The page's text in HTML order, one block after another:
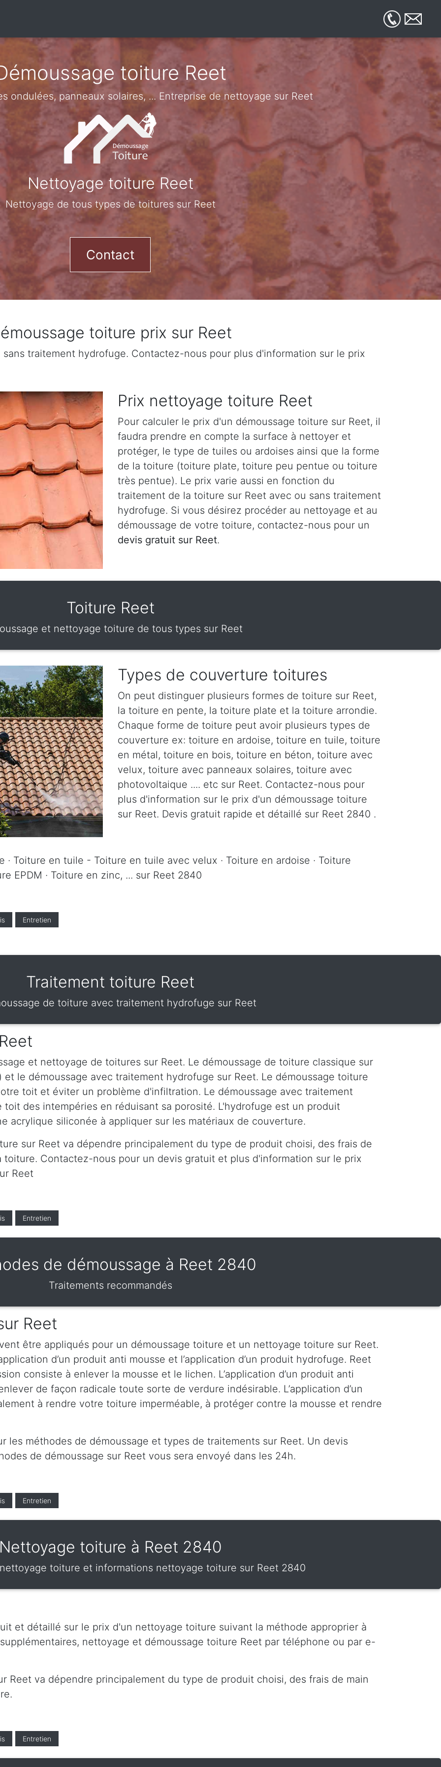
toiture Reet
ondulées, panneaux solaires, ... Entreprise de nettoyage sur Reet
Nettoyage toiture Reet
Nettoyage de tous types de toitures sur Reet
Contact
toiture prix sur Reet
traitement hydrofuge. Contactez-nous pour plus d'information sur le prix
Prix nettoyage toiture Reet
Pour calculer le prix d'un démoussage toiture sur Reet, il
faudra prendre en compte la surface à nettoyer et
protéger, le type de tuiles ou ardoises ainsi que la forme
de la toiture (toiture plate, toiture peu pentue ou toiture
très pentue). Le prix varie aussi en fonction du
traitement de la toiture sur Reet avec ou sans traitement
hydrofuge. Si vous désirez procéder au nettoyage et au
démoussage de votre toiture, contactez-nous pour un
devis gratuit sur Reet.
Toiture Reet
et nettoyage toiture de tous types sur Reet
Types de couverture toitures
On peut distinguer plusieurs formes de toiture sur Reet,
la toiture en pente, la toiture plate et la toiture arrondie.
Chaque forme de toiture peut avoir plusieurs types de
couverture ex: toiture en ardoise, toiture en tuile, toiture
en métal, toiture en bois, toiture en béton, toiture avec
velux, toiture avec panneaux solaires, toiture avec
photovoltaique .... etc sur Reet. Contactez-nous pour
plus d'information sur le prix d'un démoussage toiture
sur Reet. Devis gratuit rapide et détaillé sur Reet 2840 .
· Toiture en tuile - Toiture en tuile avec velux · Toiture en ardoise · Toiture
EPDM · Toiture en zinc, ... sur Reet 2840
Entretien
Traitement toiture Reet
de toiture avec traitement hydrofuge sur Reet
et nettoyage de toitures sur Reet. Le démoussage de toiture classique sur
le démoussage avec traitement hydrofuge sur Reet. Le démoussage toiture
toit et éviter un problème d'infiltration. Le démoussage avec traitement
des intempéries en réduisant sa porosité. L'hydrofuge est un produit
acrylique siliconée à appliquer sur les matériaux de couverture.
sur Reet va dépendre principalement du type de produit choisi, des frais de
Contactez-nous pour un devis gratuit et plus d'information sur le prix
Reet
Entretien
de démoussage à Reet 2840
Traitements recommandés
Reet
être appliqués pour un démoussage toiture et un nettoyage toiture sur Reet.
d’un produit anti mousse et l’application d’un produit hydrofuge. Reet
consiste à enlever la mousse et le lichen. L’application d’un produit anti
de façon radicale toute sorte de verdure indésirable. L’application d’un
à rendre votre toiture imperméable, à protéger contre la mousse et rendre
les méthodes de démoussage et types de traitements sur Reet. Un devis
de démoussage sur Reet vous sera envoyé dans les 24h.
Entretien
toiture à Reet 2840
toiture et informations nettoyage toiture sur Reet 2840
et détaillé sur le prix d'un nettoyage toiture suivant la méthode approprier à
nettoyage et démoussage toiture Reet par téléphone ou par e-
Reet va dépendre principalement du type de produit choisi, des frais de main
Entretien